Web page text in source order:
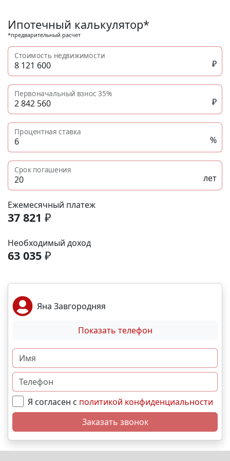
Ипотечный калькулятор*
*предварительный расчет
Стоимость недвижимости
₽
Первоначальный взнос35%
₽
Процентная ставка
%
Срок погашения
лет
Ежемесячный платеж
37 821 ₽
Необходимый доход
63 035 ₽
Яна Завгородняя
Показать телефон
Я согласен с политикой конфиденциальности
Заказать звонок